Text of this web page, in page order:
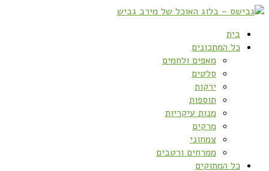
בית
כל המתכונים
מאפים ולחמים
סלטים
ירקות
תוספות
מנות עיקריות
מרקים
צמחוני
ממרחים ורטבים
כל המתוקים